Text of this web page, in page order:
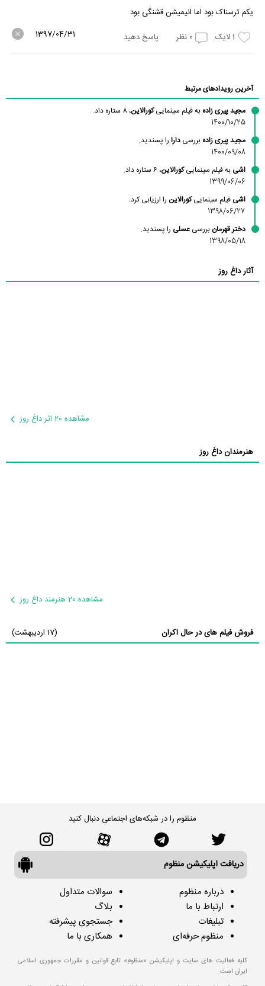
یکم ترسناک بود اما انیمیشن قشنگی بود
1لایک 0 نظر پاسخ دهید 1397/04/31
آخرین رویدادهای مرتبط
مجید پیری زاده به فیلم سینماییکورالاین، 8 ستاره داد.
1400/10/25
مجید پیری زاده بررسی دارا را پسندید.
1400/09/08
اشی به فیلم سینماییکورالاین، 6 ستاره داد.
1399/06/06
اشی فیلم سینماییکورالاین را ارزیابی کرد.
1398/06/27
دختر قهرمان بررسی عسلی را پسندید.
1398/05/18
آثار داغ روز
مشاهده 20 اثر داغ روز
هنرمندان داغ روز
مشاهده 20 هنرمند داغ روز
فروش فیلم های در حال اکران (17 اردیبهشت)
منظوم را در شبکه‌های اجتماعی دنبال کنید
دریافت اپلیکیشن منظوم
درباره منظوم
ارتباط با ما
تبلیغات
منظوم حرفه‌ای
سوالات متداول
بلاگ
جستجوی پیشرفته
همکاری با ما
کلیه فعالیت های سایت و اپلیکیشن «منظوم» تابع قوانین و مقررات جمهوری اسلامی
ایران است.